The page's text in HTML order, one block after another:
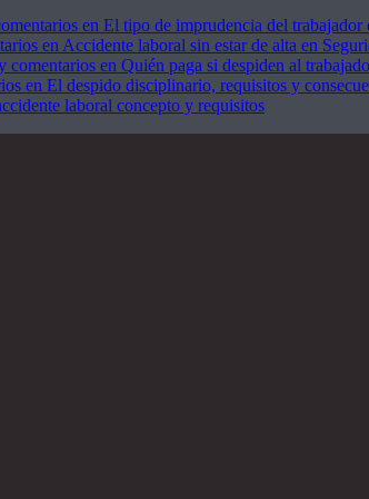
en El tipo de imprudencia del trabajador
en Accidente laboral sin estar de alta en
comentarios en Quién paga si despiden al
en El despido disciplinario, requisitos y
laboral concepto y requisitos